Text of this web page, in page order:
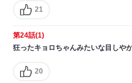
21
第24話(1)
狂ったキョロちゃんみたいな目しや
20